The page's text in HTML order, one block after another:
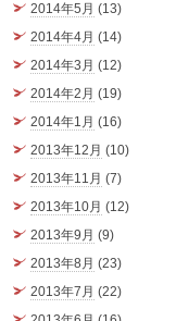
2014年5月 (13)
2014年4月 (14)
2014年3月 (12)
2014年2月 (19)
2014年1月 (16)
2013年12月 (10)
2013年11月 (7)
2013年10月 (12)
2013年9月 (9)
2013年8月 (23)
2013年7月 (22)